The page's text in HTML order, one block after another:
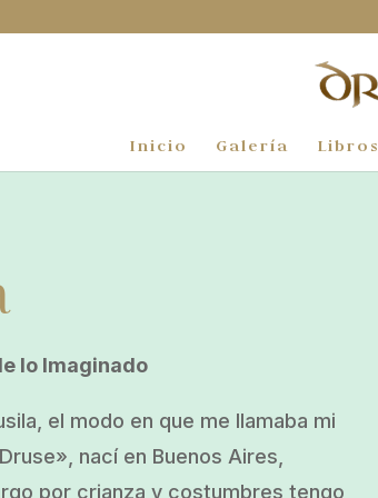
Inicio Galería Libros
lo Imaginado
el modo en que me llamaba mi
nací en Buenos Aires,
por crianza y costumbres tengo